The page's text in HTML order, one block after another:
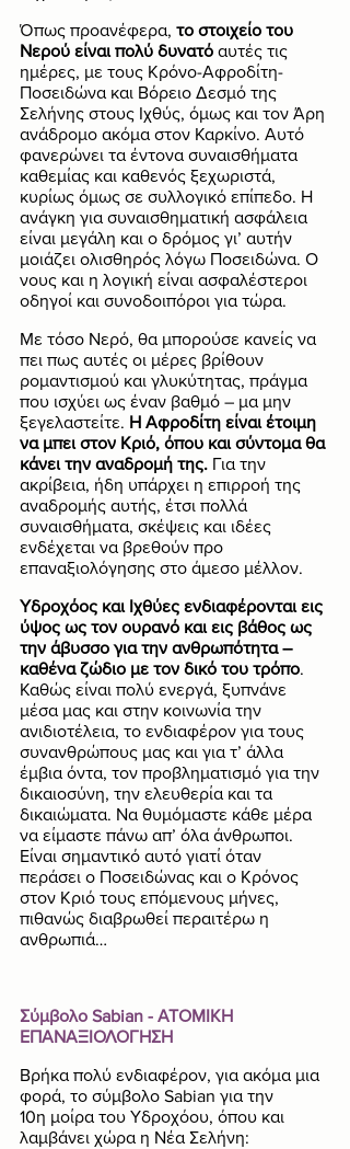
Όπως προανέφερα, το στοιχείο του
Νερού είναι πολύ δυνατό αυτές τις
ημέρες, με τους Κρόνο-Αφροδίτη-
Ποσειδώνα και Βόρειο Δεσμό της
Σελήνης στους Ιχθύς, όμως και τον Άρη
ανάδρομο ακόμα στον Καρκίνο. Αυτό
φανερώνει τα έντονα συναισθήματα
καθεμίας και καθενός ξεχωριστά,
κυρίως όμως σε συλλογικό επίπεδο. Η
ανάγκη για συναισθηματική ασφάλεια
είναι μεγάλη και ο δρόμος γι’ αυτήν
μοιάζει ολισθηρός λόγω Ποσειδώνα. Ο
νους και η λογική είναι ασφαλέστεροι
οδηγοί και συνοδοιπόροι για τώρα.
Με τόσο Νερό, θα μπορούσε κανείς να
πει πως αυτές οι μέρες βρίθουν
ρομαντισμού και γλυκύτητας, πράγμα
που ισχύει ως έναν βαθμό – μα μην
ξεγελαστείτε. Η Αφροδίτη είναι έτοιμη
να μπει στον Κριό, όπου και σύντομα θα
κάνει την αναδρομή της. Για την
ακρίβεια, ήδη υπάρχει η επιρροή της
αναδρομής αυτής, έτσι πολλά
συναισθήματα, σκέψεις και ιδέες
ενδέχεται να βρεθούν προ
επαναξιολόγησης στο άμεσο μέλλον.
Υδροχόος και Ιχθύες ενδιαφέρονται εις
ύψος ως τον ουρανό και εις βάθος ως
την άβυσσο για την ανθρωπότητα –
καθένα ζώδιο με τον δικό του τρόπο.
Καθώς είναι πολύ ενεργά, ξυπνάνε
μέσα μας και στην κοινωνία την
ανιδιοτέλεια, το ενδιαφέρον για τους
συνανθρώπους μας και για τ’ άλλα
έμβια όντα, τον προβληματισμό για την
δικαιοσύνη, την ελευθερία και τα
δικαιώματα. Να θυμόμαστε κάθε μέρα
να είμαστε πάνω απ’ όλα άνθρωποι.
Είναι σημαντικό αυτό γιατί όταν
περάσει ο Ποσειδώνας και ο Κρόνος
στον Κριό τους επόμενους μήνες,
πιθανώς διαβρωθεί περαιτέρω η
ανθρωπιά…
Σύμβολο Sabian - ΑΤΟΜΙΚΗ
ΕΠΑΝΑΞΙΟΛΟΓΗΣΗ
Βρήκα πολύ ενδιαφέρον, για ακόμα μια
φορά, το σύμβολο Sabian για την
10η μοίρα του Υδροχόου, όπου και
λαμβάνει χώρα η Νέα Σελήνη: